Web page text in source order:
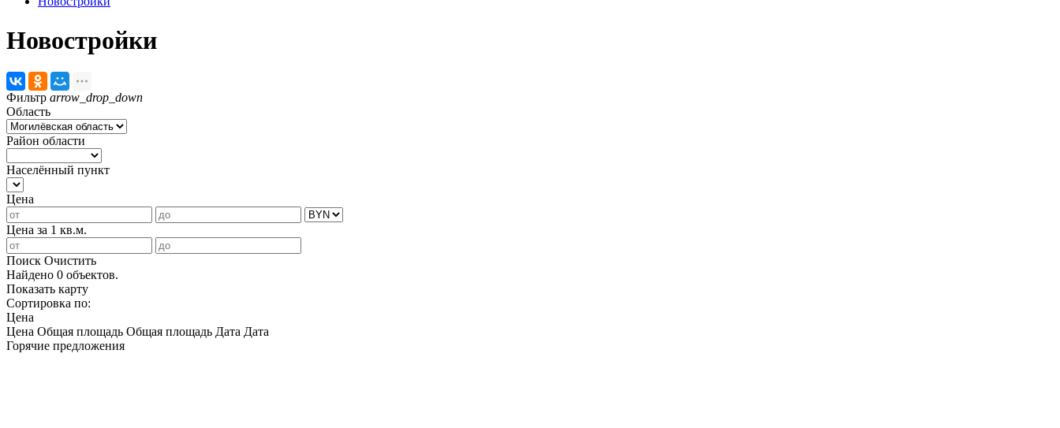
Новостройки
Фильтр arrow_drop_down
Область
Район области
Населённый пункт
Цена
Цена за 1 кв.м.
Поиск Очистить
Найдено 0 объектов.
Показать карту
Сортировка по:
Цена
Цена Общая площадь Общая площадь Дата Дата
Горячие предложения